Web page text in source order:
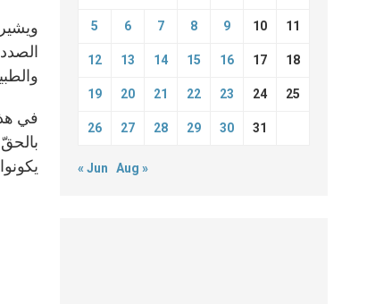
في
5 6 7 8 9 10 11
12 13 14 15 16 17 18
19 20 21 22 23 24 25
26 27 28 29 30 31
« Jun Aug »